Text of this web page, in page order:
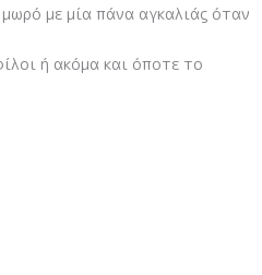
με μία πάνα αγκαλιάς όταν
ή ακόμα και όποτε το